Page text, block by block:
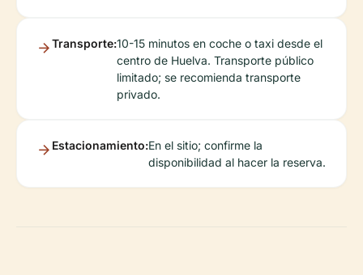
Transporte:10-15 minutos en coche o taxi desde el
centro de Huelva. Transporte público
limitado; se recomienda transporte
privado.
Estacionamiento:En el sitio; confirme la
disponibilidad al hacer la reserva.